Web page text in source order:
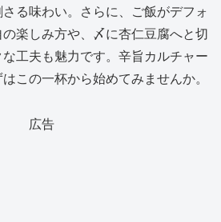
る味わい。さらに、ご飯がデフォ
楽しみ方や、〆に杏仁豆腐へと切
工夫も魅力です。辛旨カルチャー
この一杯から始めてみませんか。
広告